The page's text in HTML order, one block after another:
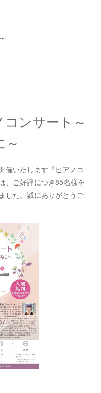
コンサート～
～
催いたします『ピアノコ
、ご好評につき85名様を
した。誠にありがとうご